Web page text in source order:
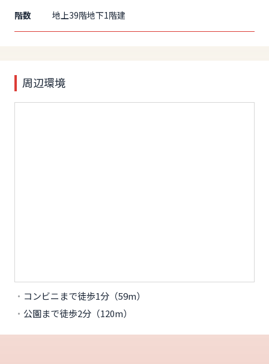
階数 地上39階地下1階建
周辺環境
コンビニまで徒歩1分（59m）
公園まで徒歩2分（120m）